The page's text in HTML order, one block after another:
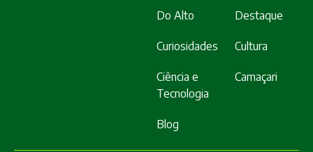
Do Alto Destaque
Curiosidades Cultura
Ciência e
Tecnologia
Camaçari
Blog